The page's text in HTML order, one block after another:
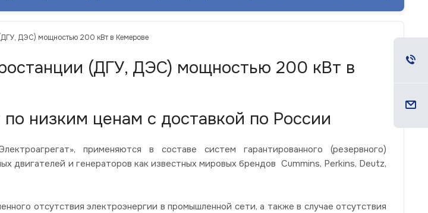
(ДГУ, ДЭС) мощностью 200 кВт в Кемерове
(ДГУ, ДЭС) мощностью 200 кВт в
низким ценам с доставкой по России
применяются в составе систем гарантированного (резервного)
двигателей и генераторов как известных мировых брендов Cummins, Perkins, Deutz,
отсутствия электроэнергии в промышленной сети, а также в случае отсутствия